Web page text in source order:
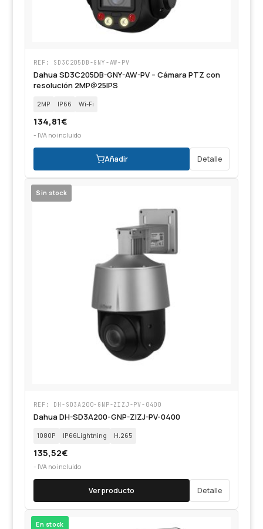
REF: SD3C205DB-GNY-AW-PV
Dahua SD3C205DB-GNY-AW-PV – Cámara PTZ con
resolución 2MP@25IPS
2MP IP66 Wi-Fi
134,81€
- IVA no incluido
Añadir Detalle
Sin stock
REF: DH-SD3A200-GNP-ZIZJ-PV-0400
Dahua DH-SD3A200-GNP-ZIZJ-PV-0400
1080P IP66Lightning H.265
135,52€
- IVA no incluido
Ver producto Detalle
En stock